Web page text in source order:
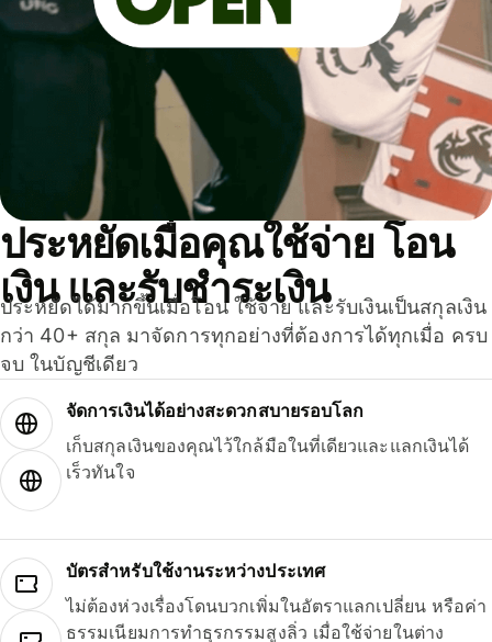
ประหยัดเมื่อคุณใช้จ่าย โอน
เงิน และรับชำระเงิน
ประหยัดได้มากขึ้นเมื่อโอน ใช้จ่าย และรับเงินเป็นสกุลเงิน
กว่า 40+ สกุล มาจัดการทุกอย่างที่ต้องการได้ทุกเมื่อ ครบ
จบ ในบัญชีเดียว
จัดการเงินได้อย่างสะดวกสบายรอบโลก
เก็บสกุลเงินของคุณไว้ใกล้มือในที่เดียวและแลกเงินได้
เร็วทันใจ
บัตรสำหรับใช้งานระหว่างประเทศ
ไม่ต้องห่วงเรื่องโดนบวกเพิ่มในอัตราแลกเปลี่ยน หรือค่า
ธรรมเนียมการทำธุรกรรมสูงลิ่ว เมื่อใช้จ่ายในต่าง